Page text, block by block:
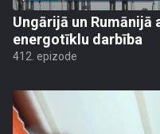
Ungārijā un Rumānijā
energotīklu darbība
412. epizode